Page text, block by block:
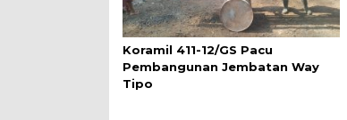
Koramil 411-12/GS Pacu
Pembangunan Jembatan Way
Tipo